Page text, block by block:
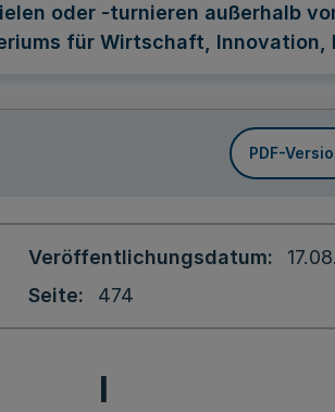
oder -turnieren außerhalb
für Wirtschaft,
PDF-
Veröffentlichungsdatum
Seite
474
I